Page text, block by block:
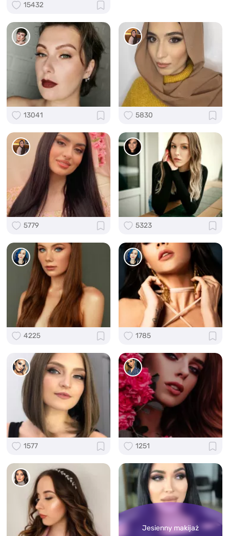
15432
13041 5830
5779 5323
4225 1785
1577 1251
Jesienny makijaż